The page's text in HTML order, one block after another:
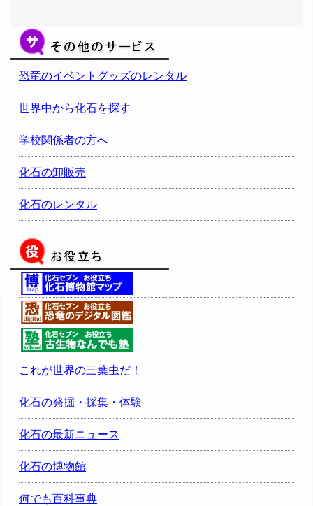
恐竜のイベントグッズのレンタル
世界中から化石を探す
学校関係者の方へ
化石の卸販売
化石のレンタル
これが世界の三葉虫だ！
化石の発掘・採集・体験
化石の最新ニュース
化石の博物館
何でも百科事典